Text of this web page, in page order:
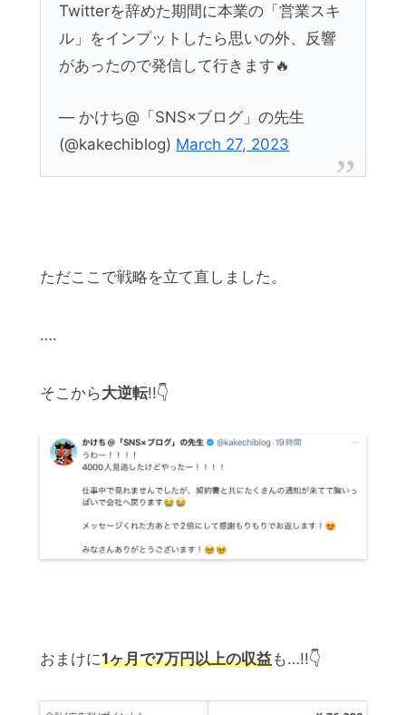
Twitterを辞めた期間に本業の「営業スキ
ル」をインプットしたら思いの外、反響
があったので発信して行きます🔥
— かけち@「SNS×ブログ」の先生
(@kakechiblog) March 27, 2023
ただここで戦略を立て直しました。
….
そこから大逆転!!👇
おまけに1ヶ月で7万円以上の収益も…!!👇